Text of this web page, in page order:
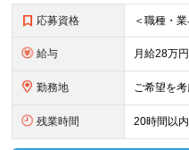
応募資格
給与
勤務地
残業時間 20時間以内